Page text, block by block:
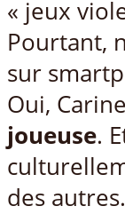
« jeux
Pourtant,
sur
Oui,
joueuse.
des autres.